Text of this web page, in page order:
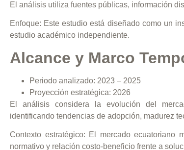
El análisis utiliza fuentes públicas, información
Enfoque: Este estudio está diseñado como un
estudio académico independiente.
Alcance y Marco
Periodo analizado: 2023 – 2025
Proyección estratégica: 2026
El análisis considera la evolución del
identificando tendencias de adopción, madurez
Contexto estratégico: El mercado ecuatoriano
normativo y relación costo-beneficio frente a